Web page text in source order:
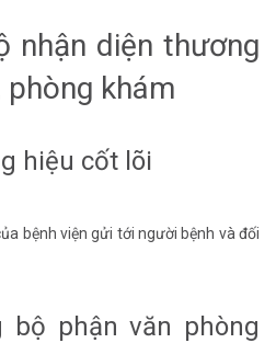
nhận diện thương
phòng khám
hiệu cốt lõi
bệnh viện gửi tới người bệnh và đối
bộ phận văn phòng